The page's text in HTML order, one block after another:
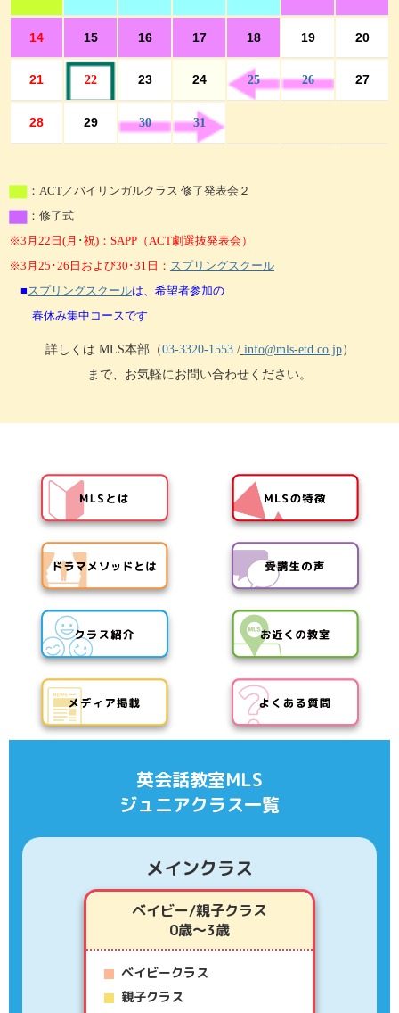
14 15 16 17 18 19 20
21 22 23 24 25 26 27
28 29 30 31
：ACT／バイリンガルクラス 修了発表会２
：修了式
※3月22日(月 ･祝)：SAPP（ACT劇選抜発表会）
※3月25･26日および30･31日： スプリングスクール
■ スプリングスクールは、希望者参加の
春休み集中コースです
詳しくは MLS本部 （03-3320-1553/ info@mls-etd.co.jp）
まで、お気軽にお問い合わせください。
英会話教室MLS
ジュニアクラス一覧
メインクラス
ベイビー/親子クラス
0歳～3歳
ベイビークラス
親子クラス